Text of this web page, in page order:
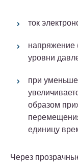
ток
напряжение
уровни
при
образом
единицу
Через